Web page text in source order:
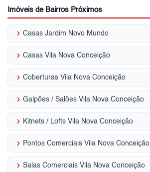
Imóveis de Bairros Próximos
keyboard_arrow_right Casas Jardim Novo Mundo
keyboard_arrow_right Casas Vila Nova Conceição
keyboard_arrow_right Coberturas Vila Nova Conceição
keyboard_arrow_right Galpões / Salões Vila Nova Conceição
keyboard_arrow_right Kitnets / Lofts Vila Nova Conceição
keyboard_arrow_right Pontos Comerciais Vila Nova Conceição
keyboard_arrow_right Salas Comerciais Vila Nova Conceição